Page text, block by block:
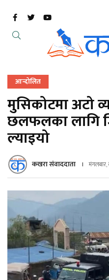
आन्दोलित
मुसिकोटमा अटो
छलफलका लागि
ल्याइयो
कखरा संवाददाता